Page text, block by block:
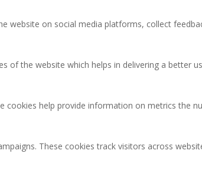
on social media platforms, collect
of the website which helps in delivering a better
help provide information on metrics the
These cookies track visitors across